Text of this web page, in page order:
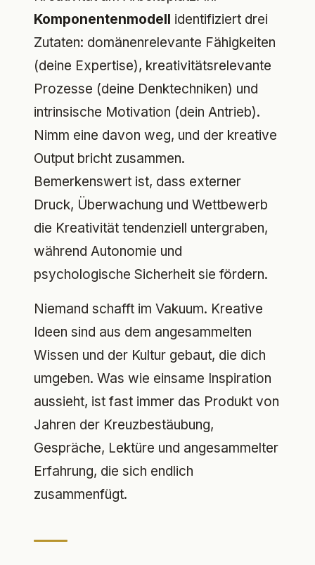
Komponentenmodell identifiziert drei
Zutaten: domänenrelevante Fähigkeiten
(deine Expertise), kreativitätsrelevante
Prozesse (deine Denktechniken) und
intrinsische Motivation (dein Antrieb).
Nimm eine davon weg, und der kreative
Output bricht zusammen.
Bemerkenswert ist, dass externer
Druck, Überwachung und Wettbewerb
die Kreativität tendenziell untergraben,
während Autonomie und
psychologische Sicherheit sie fördern.
Niemand schafft im Vakuum. Kreative
Ideen sind aus dem angesammelten
Wissen und der Kultur gebaut, die dich
umgeben. Was wie einsame Inspiration
aussieht, ist fast immer das Produkt von
Jahren der Kreuzbestäubung,
Gespräche, Lektüre und angesammelter
Erfahrung, die sich endlich
zusammenfügt.